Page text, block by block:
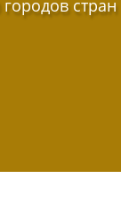
стран